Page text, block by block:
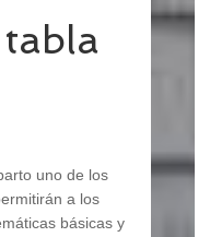
uno de los
a los
básicas y